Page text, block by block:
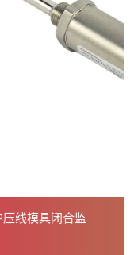
模具闭合监测？​